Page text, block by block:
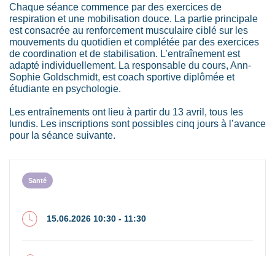
Chaque séance commence par des exercices de
respiration et une mobilisation douce. La partie principale
est consacrée au renforcement musculaire ciblé sur les
mouvements du quotidien et complétée par des exercices
de coordination et de stabilisation. L’entraînement est
adapté individuellement. La responsable du cours, Ann-
Sophie Goldschmidt, est coach sportive diplômée et
étudiante en psychologie.
Les entraînements ont lieu à partir du 13 avril, tous les
lundis. Les inscriptions sont possibles cinq jours à l’avance
pour la séance suivante.
Santé
15.06.2026 10:30 - 11:30